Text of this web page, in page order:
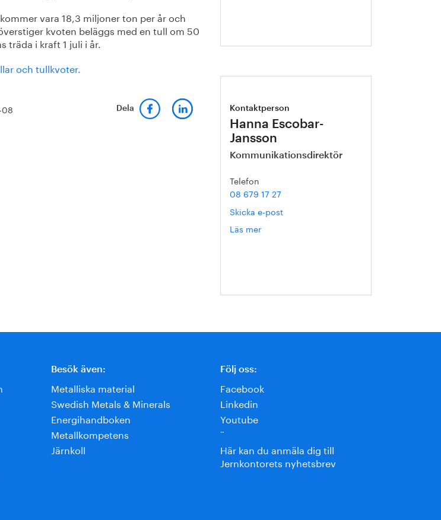
vara 18,3 miljoner ton per år och
kvoten beläggs med en tull om 50
träda i kraft 1 juli i år.
och tullkvoter.
Dela Kontaktperson
Hanna Escobar-
Jansson
Kommunikationsdirektör
Telefon
08 679 17 27
Skicka e-post
Läs mer
Besök även:
Metalliska material
Swedish Metals & Minerals
Energihandboken
Metallkompetens
Järnkoll
Följ oss:
Facebook
Linkedin
Youtube
¨
Här kan du anmäla dig till
Jernkontorets nyhetsbrev